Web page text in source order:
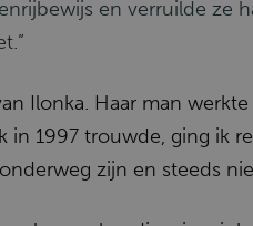
en verruilde ze
Ilonka. Haar man
1997 trouwde, ging ik
zijn en steeds